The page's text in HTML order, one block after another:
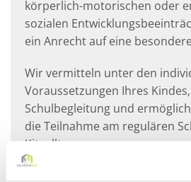
körperlich-motorischen oder
sozialen
ein Anrecht auf eine
Wir vermitteln unter den
Voraussetzungen Ihres
Schulbegleitung und
die Teilnahme am regulären
Kitaalltag.